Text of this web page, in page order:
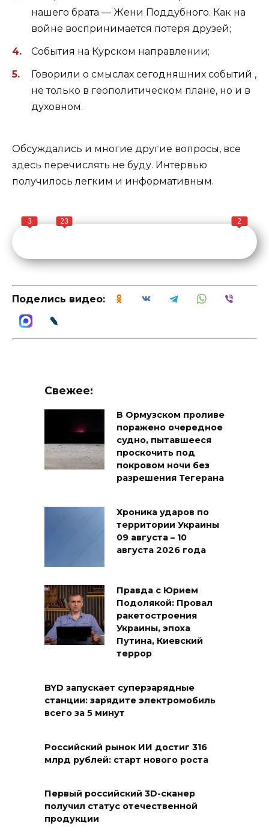
нашего брата — Жени Поддубного. Как на
войне воспринимается потеря друзей;
События на Курском направлении;
Говорили о смыслах сегодняшних событий ,
не только в геополитическом плане, но и в
духовном.
Обсуждались и многие другие вопросы, все
здесь перечислять не буду. Интервью
получилось легким и информативным.
3 23 2
Поделись видео:
Свежее:
В Ормузском проливе
поражено очередное
судно, пытавшееся
проскочить под
покровом ночи без
разрешения Тегерана
Хроника ударов по
территории Украины
09 августа – 10
августа 2026 года
Правда с Юрием
Подолякой: Провал
ракетостроения
Украины, эпоха
Путина, Киевский
террор
BYD запускает суперзарядные
станции: зарядите электромобиль
всего за 5 минут
Российский рынок ИИ достиг 316
млрд рублей: старт нового роста
Первый российский 3D-сканер
получил статус отечественной
продукции